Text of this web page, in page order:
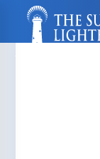
content